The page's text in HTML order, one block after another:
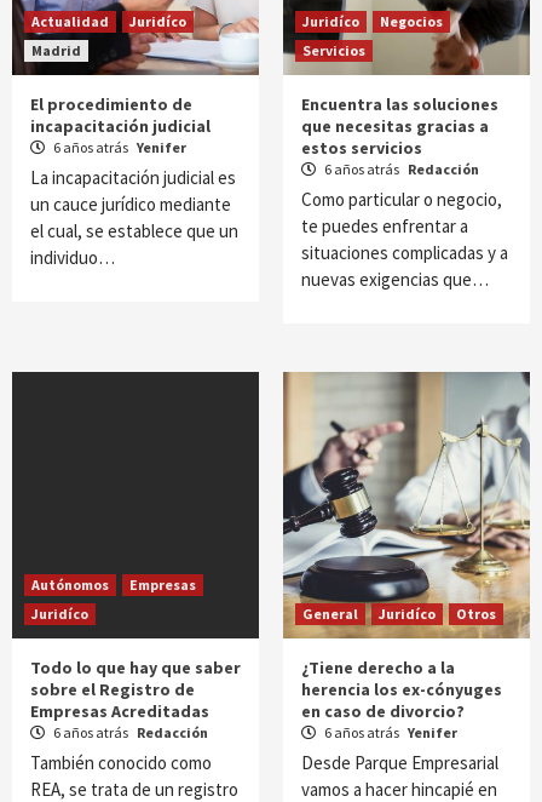
Actualidad
Juridíco
Madrid
El procedimiento de
incapacitación judicial
6 años atrás Yenifer
La incapacitación judicial es
un cauce jurídico mediante
el cual, se establece que un
individuo…
Juridíco
Negocios
Servicios
Encuentra las soluciones
que necesitas gracias a
estos servicios
6 años atrás Redacción
Como particular o negocio,
te puedes enfrentar a
situaciones complicadas y a
nuevas exigencias que…
Autónomos
Empresas
Juridíco
Todo lo que hay que saber
sobre el Registro de
Empresas Acreditadas
6 años atrás Redacción
También conocido como
REA, se trata de un registro
General Juridíco Otros
¿Tiene derecho a la
herencia los ex-cónyuges
en caso de divorcio?
6 años atrás Yenifer
Desde Parque Empresarial
vamos a hacer hincapié en